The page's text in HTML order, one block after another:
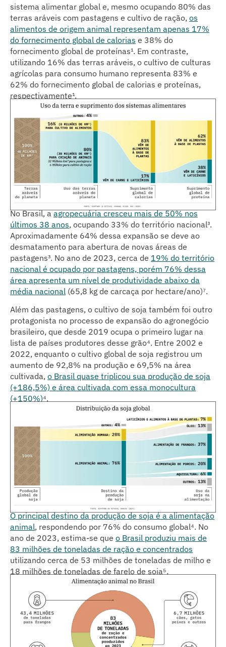
sistema alimentar global e, mesmo ocupando 80% das
terras aráveis com pastagens e cultivo de ração, os
alimentos de origem animal representam apenas 17%
do fornecimento global de calorias e 38% do
fornecimento global de proteínas¹. Em contraste,
utilizando 16% das terras aráveis, o cultivo de culturas
agrícolas para consumo humano representa 83% e
62% do fornecimento global de calorias e proteínas,
respectivamente¹.
No Brasil, aagropecuária cresceu mais de 50% nos
últimos 38 anos, ocupando 33% do território nacional³.
Aproximadamente 64% dessa expansão se deve ao
desmatamento para abertura de novas áreas de
pastagens³. No ano de 2023, cerca de 19% do território
nacional é ocupado por pastagens, porém 76% dessa
área apresenta um nível de produtividade abaixo da
média nacional (65,8 kg de carcaça por hectare/ano)⁷.
Além das pastagens, o cultivo de soja também foi outro
protagonista no processo de expansão do agronegócio
brasileiro, que desde 2019 ocupa o primeiro lugar na
lista de países produtores desse grão⁴. Entre 2002 e
2022, enquanto o cultivo global de soja registrou um
aumento de 92,8% na produção e 69,5% na área
cultivada, o Brasil quase triplicou sua produção de soja
(+186,5%) e área cultivada com essa monocultura
(+150%)⁴.
O principal destino da produção de soja é a alimentação
animal, respondendo por 76% do consumo global⁴. No
ano de 2023, estima-se que o Brasil produziu mais de
83 milhões de toneladas de ração e concentrados
utilizando cerca de 53 milhões de toneladas de milho e
18 milhões de toneladas de farelo de soja⁵.